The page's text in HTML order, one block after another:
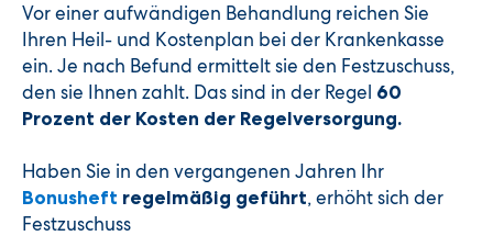
Vor einer aufwändigen Behandlung reichen Sie
Ihren Heil- und Kostenplan bei der Krankenkasse
ein. Je nach Befund ermittelt sie den Festzuschuss,
den sie Ihnen zahlt. Das sind in der Regel 60
Prozent der Kosten der Regelversorgung.
Haben Sie in den vergangenen Jahren Ihr
Bonusheft regelmäßig geführt, erhöht sich der
Festzuschuss